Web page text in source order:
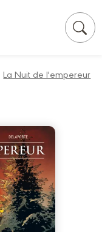
La Nuit de l'empereur